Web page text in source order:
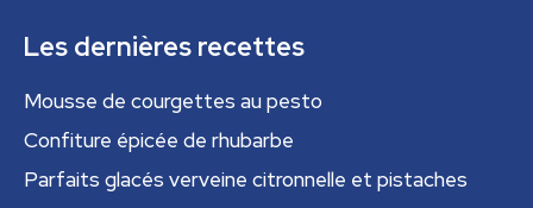
Les dernières recettes
Mousse de courgettes au pesto
Confiture épicée de rhubarbe
Parfaits glacés verveine citronnelle et pistaches